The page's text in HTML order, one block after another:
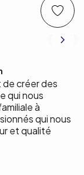
de créer des
qui nous
à
qui nous
et qualité